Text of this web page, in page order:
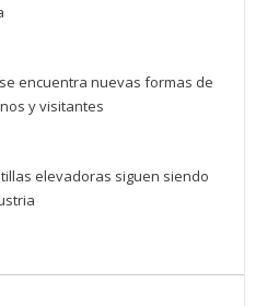
encuentra nuevas formas de
y visitantes
elevadoras siguen siendo